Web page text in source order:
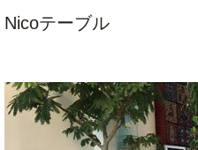
Nicoテーブル